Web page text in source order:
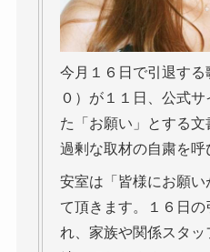
今月１６日で引退する
０）が１１日、公式
た「お願い」とする
過剰な取材の自粛を呼
安室は「皆様にお願
て頂きます。１６日
れ、家族や関係スタ